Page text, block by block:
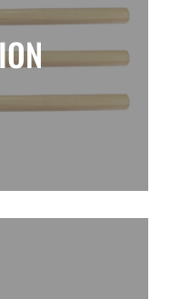
Innovation